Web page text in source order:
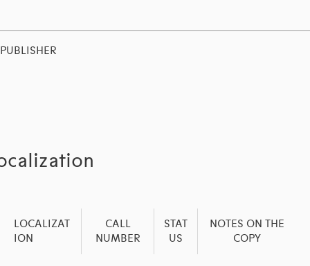
PUBLISHER
LOCALIZAT
ION
CALL
NUMBER
STAT
US
NOTES ON THE
COPY